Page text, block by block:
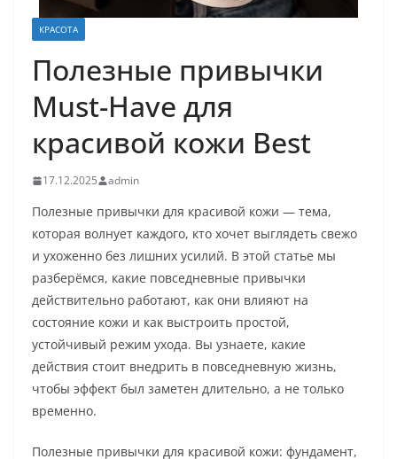
КРАСОТА
Полезные привычки
Must-Have для
красивой кожи Best
17.12.2025 admin
Полезные привычки для красивой кожи — тема,
которая волнует каждого, кто хочет выглядеть свежо
и ухоженно без лишних усилий. В этой статье мы
разберёмся, какие повседневные привычки
действительно работают, как они влияют на
состояние кожи и как выстроить простой,
устойчивый режим ухода. Вы узнаете, какие
действия стоит внедрить в повседневную жизнь,
чтобы эффект был заметен длительно, а не только
временно.
Полезные привычки для красивой кожи: фундамент,